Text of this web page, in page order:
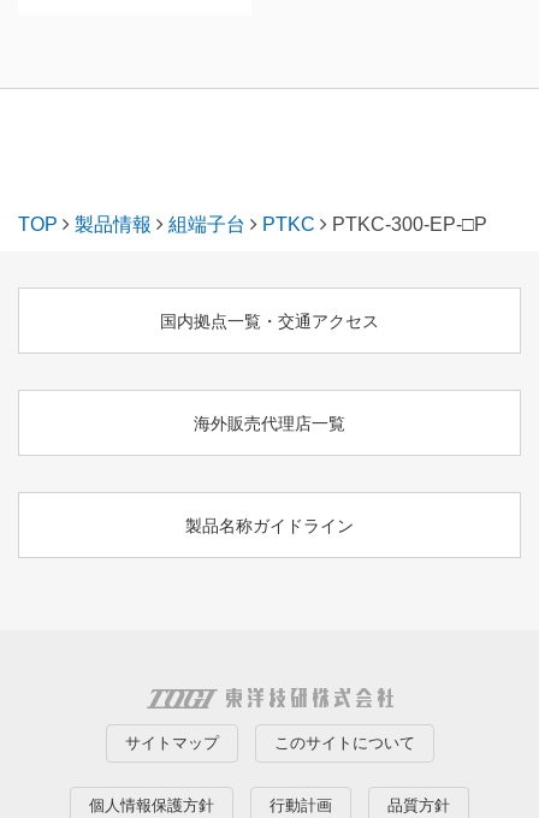
TOP 製品情報 組端子台 PTKC PTKC-300-EP-□P
国内拠点一覧・交通アクセス
海外販売代理店一覧
製品名称ガイドライン
サイトマップ このサイトについて
個人情報保護方針 行動計画 品質方針